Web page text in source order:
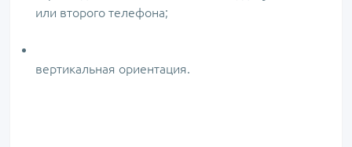
или второго телефона;
вертикальная ориентация.